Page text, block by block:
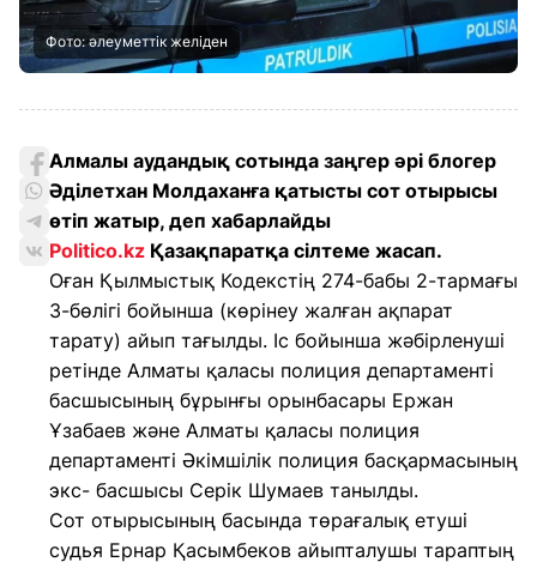
Фото: әлеуметтік желіден
Алмалы аудандық сотында заңгер әрі блогер
Әділетхан Молдаханға қатысты сот отырысы
өтіп жатыр, деп хабарлайды
Politico.kz Қазақпаратқа сілтеме жасап.
Оған Қылмыстық Кодекстің 274-бабы 2-тармағы
3-бөлігі бойынша (көрінеу жалған ақпарат
тарату) айып тағылды. Іс бойынша жәбірленуші
ретінде Алматы қаласы полиция департаменті
басшысының бұрынғы орынбасары Ержан
Ұзабаев және Алматы қаласы полиция
департаменті Әкімшілік полиция басқармасының
экс- басшысы Серік Шумаев танылды.
Сот отырысының басында төрағалық етуші
судья Ернар Қасымбеков айыпталушы тараптың